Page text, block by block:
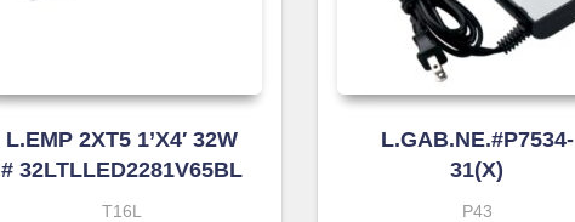
L.EMP 2XT5 1’X4′ 32W
# 32LTLLED2281V65BL
T16L
L.GAB.NE.#P7534-
31(X)
P43